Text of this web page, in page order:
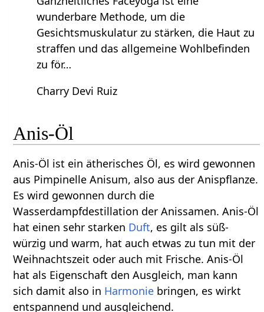
wunderbare Methode, um die
Gesichtsmuskulatur zu stärken, die Haut zu
straffen und das allgemeine Wohlbefinden
zu för…
Charry Devi Ruiz
Anis-Öl
Anis-Öl ist ein ätherisches Öl, es wird gewonnen
aus Pimpinelle Anisum, also aus der Anispflanze.
Es wird gewonnen durch die
Wasserdampfdestillation der Anissamen. Anis-Öl
hat einen sehr starken Duft, es gilt als süß-
würzig und warm, hat auch etwas zu tun mit der
Weihnachtszeit oder auch mit Frische. Anis-Öl
hat als Eigenschaft den Ausgleich, man kann
sich damit also in Harmonie bringen, es wirkt
entspannend und ausgleichend.